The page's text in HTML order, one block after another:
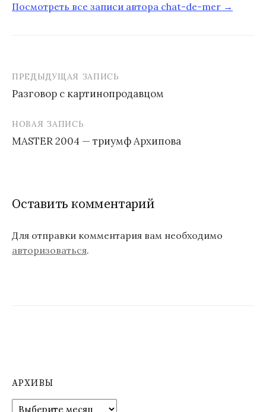
Посмотреть все записи автора chat-de-mer →
а
г
ц
и
п
и
ПРЕДЫДУЩАЯ ЗАПИСЬ
Разговор с картинопродавцом
НОВАЯ ЗАПИСЬ
MASTER 2004 — триумф Архипова
Оставить комментарий
Для отправки комментария вам необходимо
авторизоваться.
АРХИВЫ